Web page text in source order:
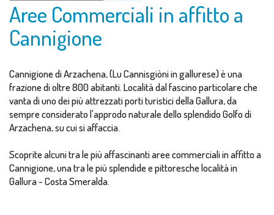
Aree Commerciali in affitto a
Cannigione
Cannigione di Arzachena, (Lu Cannisgiòni in gallurese) è una
frazione di oltre 800 abitanti. Località dal fascino particolare che
vanta di uno dei più attrezzati porti turistici della Gallura, da
sempre considerato l'approdo naturale dello splendido Golfo di
Arzachena, su cui si affaccia.
Scoprite alcuni tra le più affascinanti aree commerciali in affitto a
Cannigione, una tra le più splendide e pittoresche località in
Gallura - Costa Smeralda.